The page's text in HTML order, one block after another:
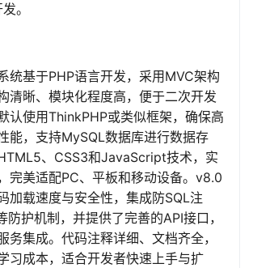
。
统基于PHP语言开发，采用MVC架构
清晰、模块化程度高，便于二次开发
认使用ThinkPHP或类似框架，确保高
能，支持MySQL数据库进行数据存
、CSS3和JavaScript技术，实
完美适配PC、平板和移动设备。v8.0
加载速度与安全性，集成防SQL注
防护机制，并提供了完善的API接口，
务集成。代码注释详细、文档齐全，
习成本，适合开发者快速上手与扩